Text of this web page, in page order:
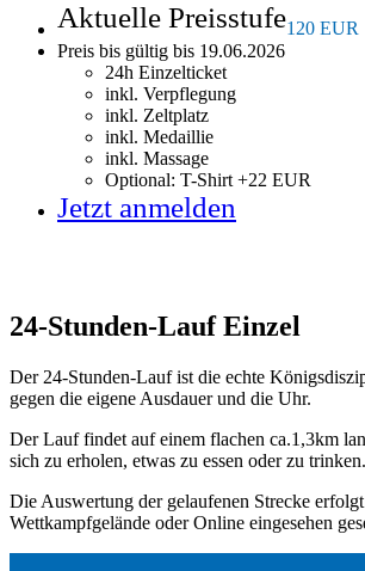
Aktuelle Preisstufe120 EUR
Preis bis gültig bis 19.06.2026
24h Einzelticket
inkl. Verpflegung
inkl. Zeltplatz
inkl. Medaillie
inkl. Massage
Optional: T-Shirt +22 EUR
Jetzt anmelden
24-Stunden-Lauf Einzel
Der 24-Stunden-Lauf ist die echte
gegen die eigene Ausdauer und die Uhr.
Der Lauf findet auf einem flachen ca.1,3km
sich zu erholen, etwas zu essen oder zu trinken.
Die Auswertung der gelaufenen Strecke
Wettkampfgelände oder Online eingesehen